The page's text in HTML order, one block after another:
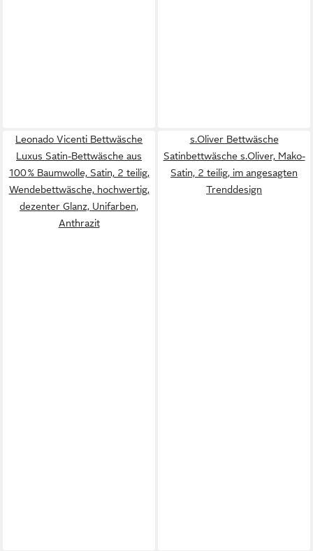
Leonado Vicenti Bettwäsche
Luxus Satin-Bettwäsche aus
100 % Baumwolle, Satin, 2 teilig,
Wendebettwäsche, hochwertig,
dezenter Glanz, Unifarben,
Anthrazit
s.Oliver Bettwäsche
Satinbettwäsche s.Oliver, Mako-
Satin, 2 teilig, im angesagten
Trenddesign